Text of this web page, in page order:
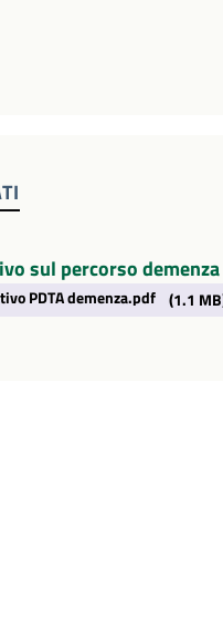
sul percorso demenza
PDTA demenza.pdf (1.1